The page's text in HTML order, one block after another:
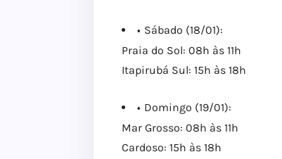
Sábado (18/01):
Praia do Sol: 08h às 11h
Itapirubá Sul: 15h às 18h
Domingo (19/01):
Mar Grosso: 08h às 11h
Cardoso: 15h às 18h